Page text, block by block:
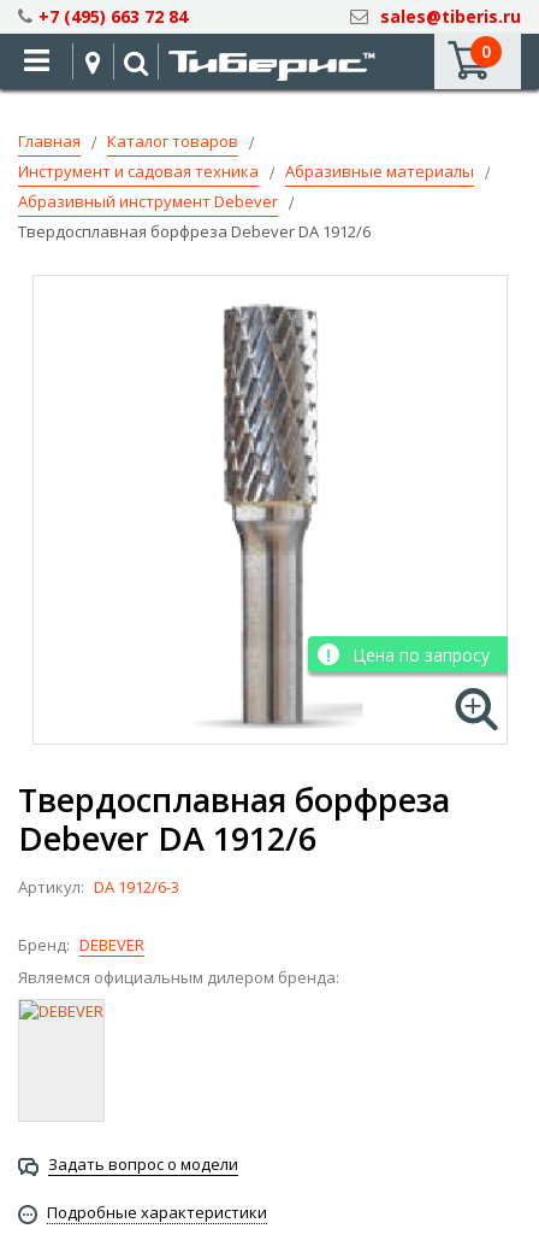
Skip
to
Content
+7 (495) 663 72 84
sales@tiberis.ru
0
Главная
Каталог товаров
Инструмент и садовая техника
Абразивные материалы
Абразивный инструмент Debever
Твердосплавная борфреза Debever DA 1912/6
Твердосплавная борфреза
Debever DA 1912/6
Артикул: DA 1912/6-3
Бренд: DEBEVER
Являемся официальным дилером бренда:
Задать вопрос о модели
Подробные характеристики
Цена по запросу